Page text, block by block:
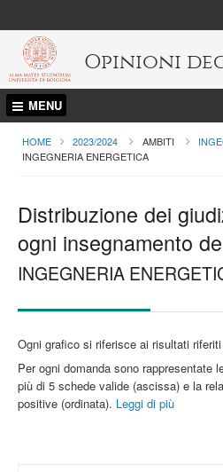
Opinioni
MENU
HOME 2023/2024 AMBITI
CURRENT:
INGEGNERIA ENERGETICA
Distribuzione dei
ogni insegnamento
INGEGNERIA
Ogni grafico si riferisce ai risultati
Per ogni domanda sono rappresentate
più di 5 schede valide (ascissa) e la
positive (ordinata). Leggi di più